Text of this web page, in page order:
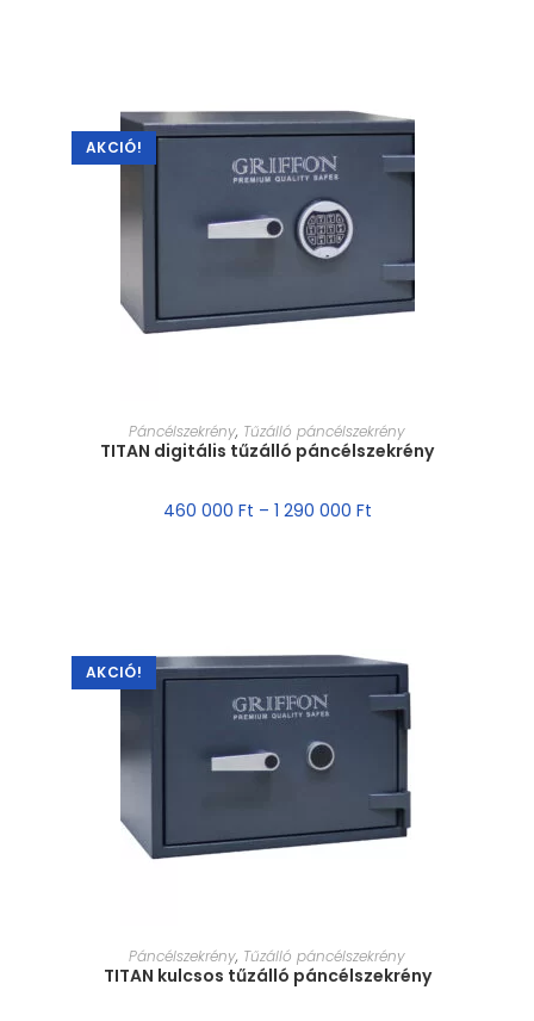
AKCIÓ!
MÉRET VÁLASZTÁSA
Páncélszekrény, Tűzálló páncélszekrény
TITAN digitális tűzálló páncélszekrény
460 000 Ft – 1 290 000 Ft
AKCIÓ!
MÉRET VÁLASZTÁSA
Páncélszekrény, Tűzálló páncélszekrény
TITAN kulcsos tűzálló páncélszekrény